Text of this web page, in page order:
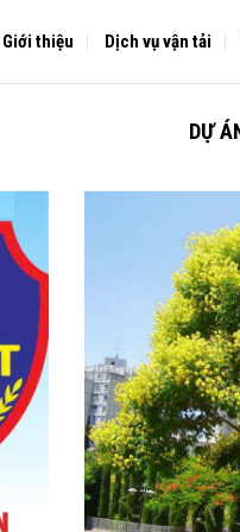
Giới thiệu Dịch vụ vận tải
DỰ